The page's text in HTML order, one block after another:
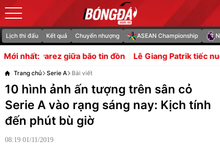
Lịch thi đấu Kết quả Chuyển nhượng ASEAN Championship
Mới nhất:
tin đồn Lê Giang Patrik tiếc nuối khi chuỗi giữ sạch lưới
Trang chủ Serie A Bài viết
10 hình ảnh ấn tượng trên sân cỏ
Serie A vào rạng sáng nay: Kịch tính
đến phút bù giờ
08:19 01/11/2019